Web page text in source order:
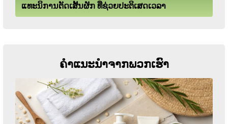
ແທະນິການຕັດເສັ້ນຜັກ ທີ່ຊ່ວຍປະຕິເສດເວລາ
ຄໍາແນະນໍາຈາກພວກເຮົາ